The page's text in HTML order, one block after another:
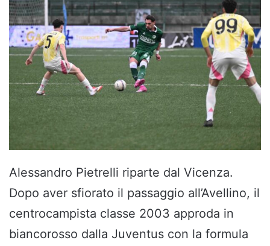
Alessandro Pietrelli riparte dal Vicenza.
Dopo aver sfiorato il passaggio all’Avellino, il
centrocampista classe 2003 approda in
biancorosso dalla Juventus con la formula